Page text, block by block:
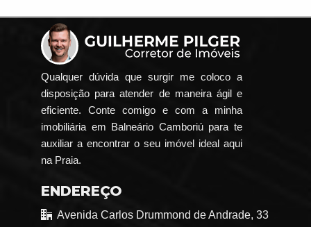
Qualquer dúvida que surgir me coloco a
disposição para atender de maneira ágil e
eficiente. Conte comigo e com a minha
imobiliária em Balneário Camboriú para te
auxiliar a encontrar o seu imóvel ideal aqui
na Praia.
ENDEREÇO
Avenida Carlos Drummond de Andrade, 33